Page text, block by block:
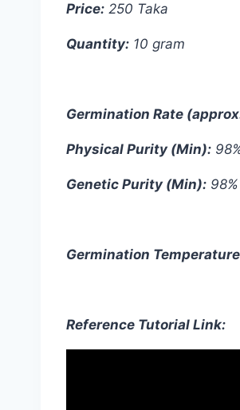
Price: 250 Taka
Quantity: 10 gram
Germination Rate
Physical Purity (Min):
Genetic Purity (Min): 98%
Germination
Reference Tutorial Link: